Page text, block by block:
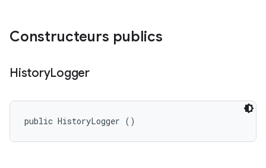
Constructeurs publics
HistoryLogger
public HistoryLogger ()